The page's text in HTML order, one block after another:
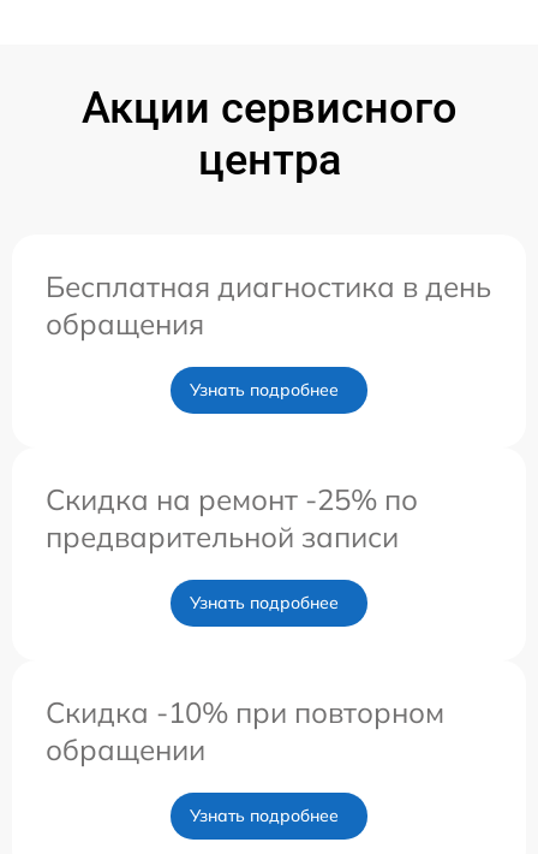
Акции сервисного
центра
Бесплатная диагностика в день
обращения
Узнать подробнее
Скидка на ремонт -25% по
предварительной записи
Узнать подробнее
Скидка -10% при повторном
обращении
Узнать подробнее